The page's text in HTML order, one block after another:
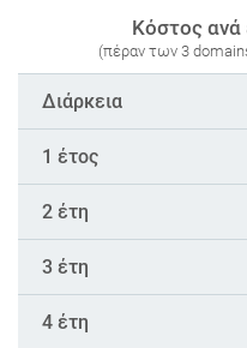
Κόστος ανά
(πέραν των 3
Διάρκεια
1 έτος
2 έτη
3 έτη
4 έτη